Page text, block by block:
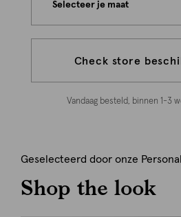
Selecteer je maat
Check store
Vandaag besteld, binnen 1-3
Geselecteerd door onze
Shop the look